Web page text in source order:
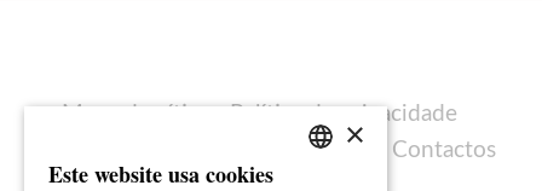
Mapa do sítio
Política de privacidade
Ficha técnica Contactos
×
Este website usa cookies